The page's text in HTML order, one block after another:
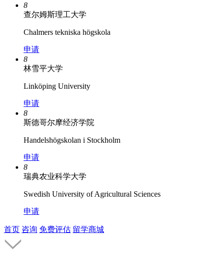
8
查尔姆斯理工大学
Chalmers tekniska högskola
申请
8
林雪平大学
Linköping University
申请
8
斯德哥尔摩经济学院
Handelshögskolan i Stockholm
申请
8
瑞典农业科学大学
Swedish University of Agricultural Sciences
申请
首页 咨询 免费评估 留学商城